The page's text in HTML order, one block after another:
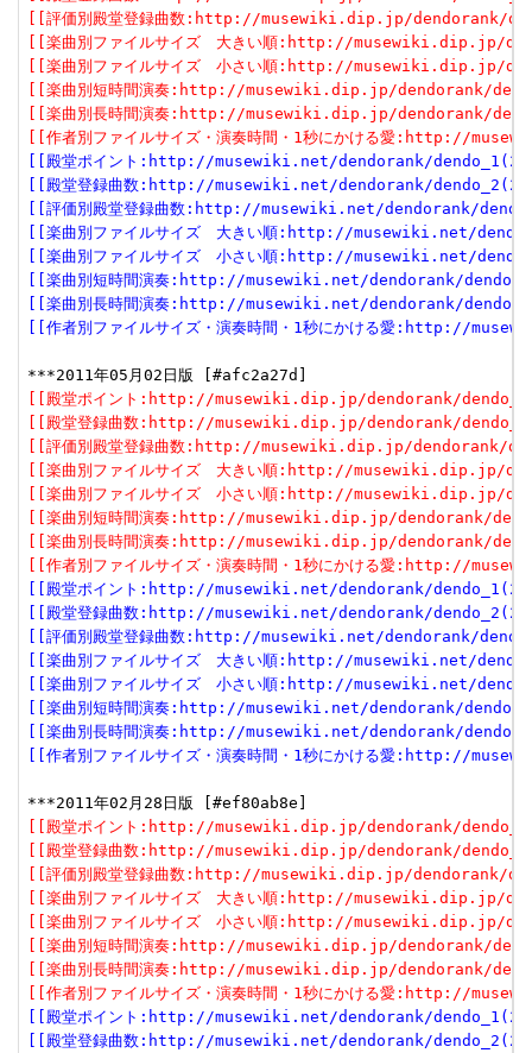
[[評価別殿堂登録曲数:http://musewiki.dip.jp/dendorank/
[[楽曲別ファイルサイズ　大きい順:http://musewiki.dip.jp/
[[楽曲別ファイルサイズ　小さい順:http://musewiki.dip.jp/
[[楽曲別短時間演奏:http://musewiki.dip.jp/dendorank/
[[楽曲別長時間演奏:http://musewiki.dip.jp/dendorank/
[[作者別ファイルサイズ・演奏時間・1秒にかける愛:http://
[[殿堂ポイント:http://musewiki.net/dendorank/
[[殿堂登録曲数:http://musewiki.net/dendorank/
[[評価別殿堂登録曲数:http://musewiki.net/dendorank/
[[楽曲別ファイルサイズ　大きい順:http://musewiki.net/
[[楽曲別ファイルサイズ　小さい順:http://musewiki.net/
[[楽曲別短時間演奏:http://musewiki.net/dendorank/
[[楽曲別長時間演奏:http://musewiki.net/dendorank/
[[作者別ファイルサイズ・演奏時間・1秒にかける愛:http://
[[殿堂ポイント:http://musewiki.dip.jp/dendorank/
[[殿堂登録曲数:http://musewiki.dip.jp/dendorank/
[[評価別殿堂登録曲数:http://musewiki.dip.jp/dendorank/
[[楽曲別ファイルサイズ　大きい順:http://musewiki.dip.jp/
[[楽曲別ファイルサイズ　小さい順:http://musewiki.dip.jp/
[[楽曲別短時間演奏:http://musewiki.dip.jp/dendorank/
[[楽曲別長時間演奏:http://musewiki.dip.jp/dendorank/
[[作者別ファイルサイズ・演奏時間・1秒にかける愛:http://
[[殿堂ポイント:http://musewiki.net/dendorank/
[[殿堂登録曲数:http://musewiki.net/dendorank/
[[評価別殿堂登録曲数:http://musewiki.net/dendorank/
[[楽曲別ファイルサイズ　大きい順:http://musewiki.net/
[[楽曲別ファイルサイズ　小さい順:http://musewiki.net/
[[楽曲別短時間演奏:http://musewiki.net/dendorank/
[[楽曲別長時間演奏:http://musewiki.net/dendorank/
[[作者別ファイルサイズ・演奏時間・1秒にかける愛:http://
[[殿堂ポイント:http://musewiki.dip.jp/dendorank/
[[殿堂登録曲数:http://musewiki.dip.jp/dendorank/
[[評価別殿堂登録曲数:http://musewiki.dip.jp/dendorank/
[[楽曲別ファイルサイズ　大きい順:http://musewiki.dip.jp/
[[楽曲別ファイルサイズ　小さい順:http://musewiki.dip.jp/
[[楽曲別短時間演奏:http://musewiki.dip.jp/dendorank/
[[楽曲別長時間演奏:http://musewiki.dip.jp/dendorank/
[[作者別ファイルサイズ・演奏時間・1秒にかける愛:http://
[[殿堂ポイント:http://musewiki.net/dendorank/
[[殿堂登録曲数:http://musewiki.net/dendorank/